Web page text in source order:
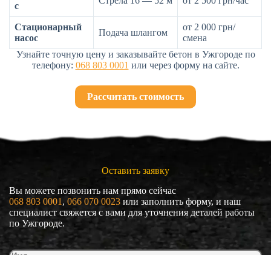
с
Стационарный
насос
Подача шлангом
от 2 000 грн/
смена
Узнайте точную цену и заказывайте бетон в Ужгороде по
телефону: 068 803 0001 или через форму на сайте.
Рассчитать стоимость
Оставить заявку
Вы можете позвонить нам прямо сейчас
068 803 0001 , 066 070 0023 или заполнить форму, и наш
специалист свяжется с вами для уточнения деталей работы
по Ужгороде.